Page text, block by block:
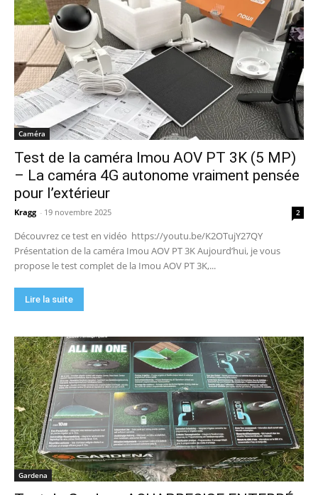
Caméra
Test de la caméra Imou AOV PT 3K (5 MP)
– La caméra 4G autonome vraiment pensée
pour l’extérieur
Kragg - 19 novembre 2025 2
Découvrez ce test en vidéo https://youtu.be/K2OTujY27QY
Présentation de la caméra Imou AOV PT 3K Aujourd’hui, je vous
propose le test complet de la Imou AOV PT 3K,...
Lire la suite
Gardena